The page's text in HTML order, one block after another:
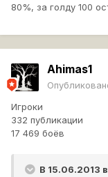
80%, за голду 100
Ahimas1
Игроки
332 публикации
17 469 боёв
В 15.06.2013